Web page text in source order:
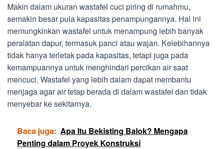
Makin dalam ukuran wastafel cuci piring di rumahmu,
semakin besar pula kapasitas penampungannya. Hal ini
memungkinkan wastafel untuk menampung lebih banyak
peralatan dapur, termasuk panci atau wajan. Kelebihannya
tidak hanya terletak pada kapasitas, tetapi juga pada
kemampuannya untuk menghindari percikan air saat
mencuci. Wastafel yang lebih dalam dapat membantu
menjaga agar air tetap berada di dalam wastafel dan tidak
menyebar ke sekitarnya.
Baca juga: Apa Itu Bekisting Balok? Mengapa
Penting dalam Proyek Konstruksi